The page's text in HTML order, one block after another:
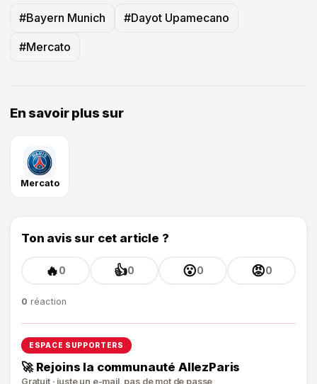
#Bayern Munich #Dayot Upamecano
#Mercato
En savoir plus sur
Mercato
Ton avis sur cet article ?
🔥0 👍0 😮0 😡0
0 réaction
ESPACE SUPPORTERS
🚀 Rejoins la communauté AllezParis
Gratuit · juste un e-mail, pas de mot de passe